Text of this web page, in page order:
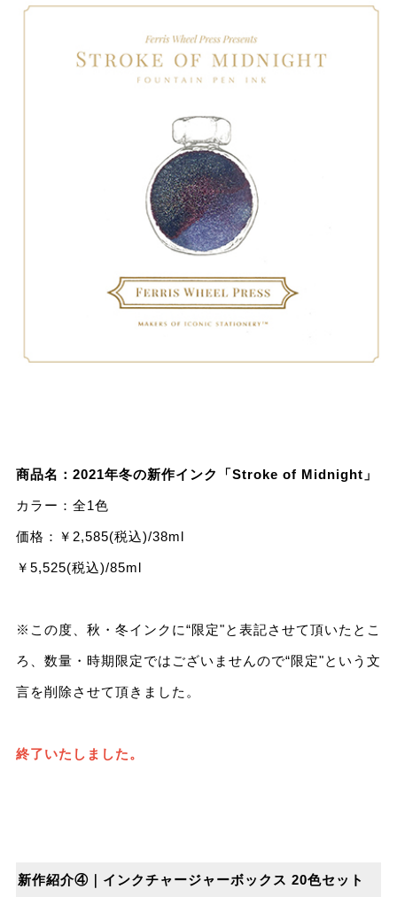
商品名：2021年冬の新作インク「Stroke of Midnight」
カラー：全1⾊
価格：￥2,585(税込)/38ml
￥5,525(税込)/85ml
※この度、秋・冬インクに“限定"と表記させて頂いたとこ
ろ、数量・時期限定ではございませんので“限定"という文
言を削除させて頂きました。
終了いたしました。
新作紹介④｜インクチャージャーボックス 20⾊セット